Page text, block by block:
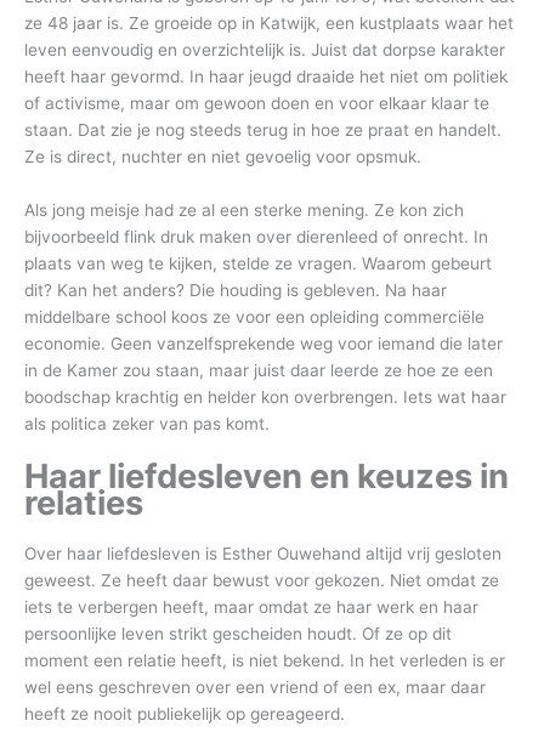
ze 48 jaar is. Ze groeide op in Katwijk, een kustplaats waar het
leven eenvoudig en overzichtelijk is. Juist dat dorpse karakter
heeft haar gevormd. In haar jeugd draaide het niet om politiek
of activisme, maar om gewoon doen en voor elkaar klaar te
staan. Dat zie je nog steeds terug in hoe ze praat en handelt.
Ze is direct, nuchter en niet gevoelig voor opsmuk.
Als jong meisje had ze al een sterke mening. Ze kon zich
bijvoorbeeld flink druk maken over dierenleed of onrecht. In
plaats van weg te kijken, stelde ze vragen. Waarom gebeurt
dit? Kan het anders? Die houding is gebleven. Na haar
middelbare school koos ze voor een opleiding commerciële
economie. Geen vanzelfsprekende weg voor iemand die later
in de Kamer zou staan, maar juist daar leerde ze hoe ze een
boodschap krachtig en helder kon overbrengen. Iets wat haar
als politica zeker van pas komt.
Haar liefdesleven en keuzes in
relaties
Over haar liefdesleven is Esther Ouwehand altijd vrij gesloten
geweest. Ze heeft daar bewust voor gekozen. Niet omdat ze
iets te verbergen heeft, maar omdat ze haar werk en haar
persoonlijke leven strikt gescheiden houdt. Of ze op dit
moment een relatie heeft, is niet bekend. In het verleden is er
wel eens geschreven over een vriend of een ex, maar daar
heeft ze nooit publiekelijk op gereageerd.